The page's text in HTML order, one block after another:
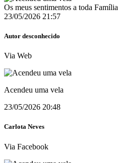
Os meus sentimentos a toda Família
23/05/2026 21:57
Autor desconhecido
Via Web
Acendeu uma vela
23/05/2026 20:48
Carlota Neves
Via Facebook